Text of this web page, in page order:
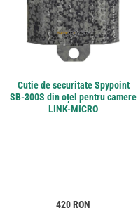
Cutie de securitate Spypoint
SB-300S din oțel pentru camere
LINK-MICRO
Preț obișnuit:
420 RON